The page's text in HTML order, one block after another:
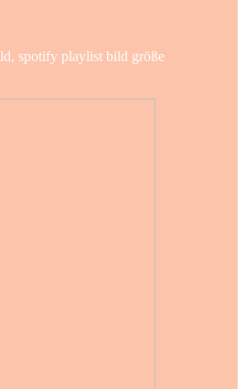
spotify playlist bild größe